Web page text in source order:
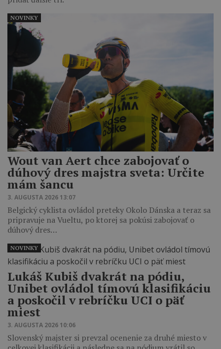
Wout van Aert chce zabojovať o
dúhový dres majstra sveta: Určite
mám šancu
3. AUGUSTA 2026 13:07
Belgický cyklista ovládol preteky Okolo Dánska a teraz sa
pripravuje na Vueltu, po ktorej sa pokúsi zabojovať o
dúhový dres…
NOVINKY
Lukáš Kubiš dvakrát na pódiu,
Unibet ovládol tímovú klasifikáciu
a poskočil v rebríčku UCI o päť
miest
3. AUGUSTA 2026 10:06
Slovenský majster si prevzal ocenenie za druhé miesto v
NOVINKY